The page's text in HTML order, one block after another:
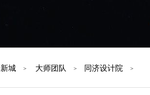
城 > 大师团队 > 同济设计院 >